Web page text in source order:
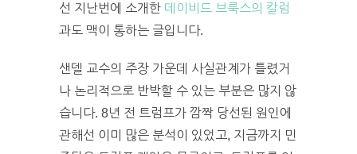
선 지난번에 소개한 데이비드 브룩스의 칼럼
과도 맥이 통하는 글입니다.
샌델 교수의 주장 가운데 사실관계가 틀렸거
나 논리적으로 반박할 수 있는 부분은 많지 않
습니다. 8년 전 트럼프가 깜짝 당선된 원인에
관해선 이미 많은 분석이 있었고, 지금까지 민